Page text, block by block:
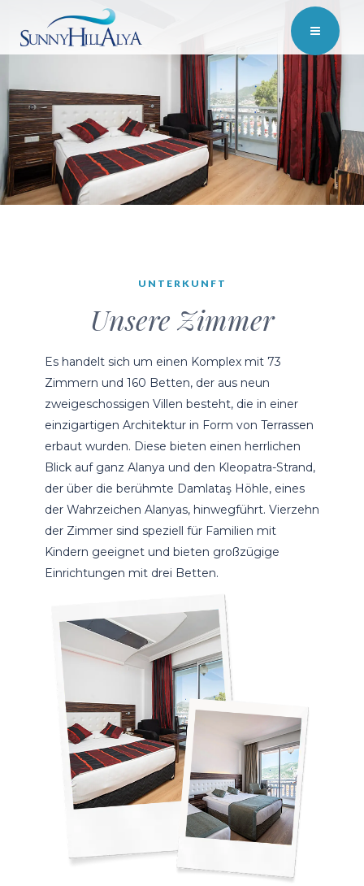
UNTERKUNFT
Unsere Zimmer
Es handelt sich um einen Komplex mit 73
Zimmern und 160 Betten, der aus neun
zweigeschossigen Villen besteht, die in einer
einzigartigen Architektur in Form von Terrassen
erbaut wurden. Diese bieten einen herrlichen
Blick auf ganz Alanya und den Kleopatra-Strand,
der über die berühmte Damlataş Höhle, eines
der Wahrzeichen Alanyas, hinwegführt. Vierzehn
der Zimmer sind speziell für Familien mit
Kindern geeignet und bieten großzügige
Einrichtungen mit drei Betten.